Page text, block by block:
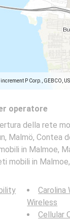
P Corp., GEBCO,
operatore
della rete
Malmö, Contea
in Malmoe,
mobili in
Carolina
Wireless
Cellular